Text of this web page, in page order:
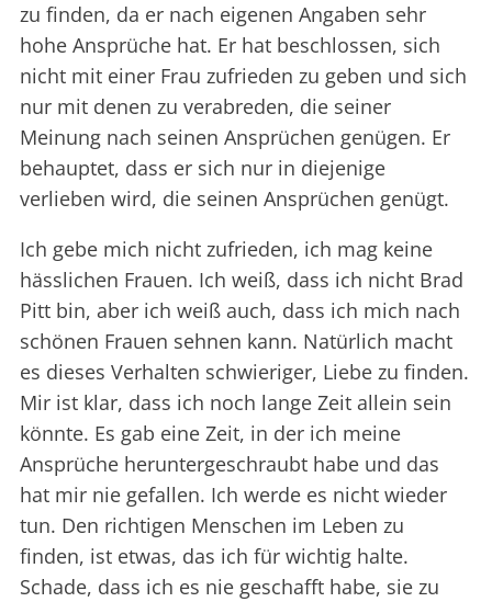
zu finden, da er nach eigenen Angaben sehr
hohe Ansprüche hat. Er hat beschlossen, sich
nicht mit einer Frau zufrieden zu geben und sich
nur mit denen zu verabreden, die seiner
Meinung nach seinen Ansprüchen genügen. Er
behauptet, dass er sich nur in diejenige
verlieben wird, die seinen Ansprüchen genügt.
Ich gebe mich nicht zufrieden, ich mag keine
hässlichen Frauen. Ich weiß, dass ich nicht Brad
Pitt bin, aber ich weiß auch, dass ich mich nach
schönen Frauen sehnen kann. Natürlich macht
es dieses Verhalten schwieriger, Liebe zu finden.
Mir ist klar, dass ich noch lange Zeit allein sein
könnte. Es gab eine Zeit, in der ich meine
Ansprüche heruntergeschraubt habe und das
hat mir nie gefallen. Ich werde es nicht wieder
tun. Den richtigen Menschen im Leben zu
finden, ist etwas, das ich für wichtig halte.
Schade, dass ich es nie geschafft habe, sie zu